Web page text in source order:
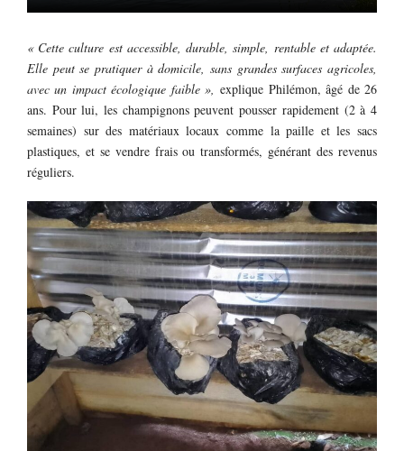
« Cette culture est accessible, durable, simple, rentable et adaptée.
Elle peut se pratiquer à domicile, sans grandes surfaces agricoles,
avec un impact écologique faible », explique Philémon, âgé de 26
ans. Pour lui, les champignons peuvent pousser rapidement (2 à 4
semaines) sur des matériaux locaux comme la paille et les sacs
plastiques, et se vendre frais ou transformés, générant des revenus
réguliers.